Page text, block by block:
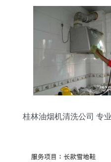
桂林油烟机清洗公司 专